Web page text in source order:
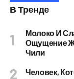
В Тренде
Молоко И
Ощущение
Чили
Человек,